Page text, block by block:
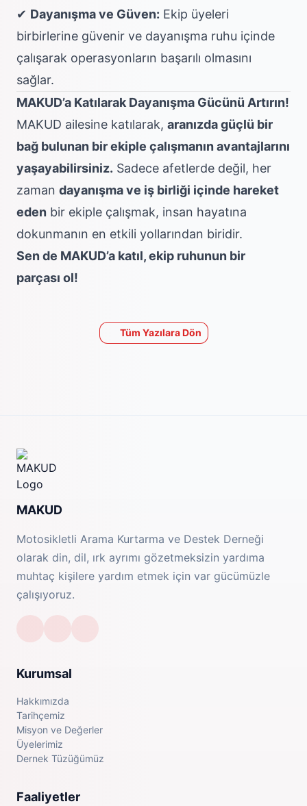
✔ Dayanışma ve Güven: Ekip üyeleri
birbirlerine güvenir ve dayanışma ruhu içinde
çalışarak operasyonların başarılı olmasını
sağlar.
MAKUD’a Katılarak Dayanışma Gücünü Artırın!
MAKUD ailesine katılarak, aranızda güçlü bir
bağ bulunan bir ekiple çalışmanın avantajlarını
yaşayabilirsiniz. Sadece afetlerde değil, her
zaman dayanışma ve iş birliği içinde hareket
eden bir ekiple çalışmak, insan hayatına
dokunmanın en etkili yollarından biridir.
Sen de MAKUD’a katıl, ekip ruhunun bir
parçası ol!
Tüm Yazılara Dön
MAKUD
Motosikletli Arama Kurtarma ve Destek Derneği
olarak din, dil, ırk ayrımı gözetmeksizin yardıma
muhtaç kişilere yardım etmek için var gücümüzle
çalışıyoruz.
Kurumsal
Hakkımızda
Tarihçemiz
Misyon ve Değerler
Üyelerimiz
Dernek Tüzüğümüz
Faaliyetler